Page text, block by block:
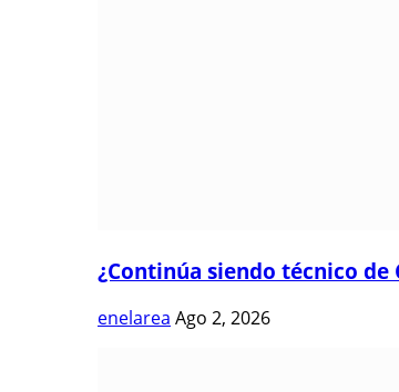
¿Continúa siendo técnico de
enelarea Ago 2, 2026